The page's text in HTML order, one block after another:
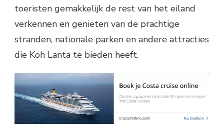
toeristen gemakkelijk de rest van het eiland
verkennen en genieten van de prachtige
stranden, nationale parken en andere attracties
die Koh Lanta te bieden heeft.